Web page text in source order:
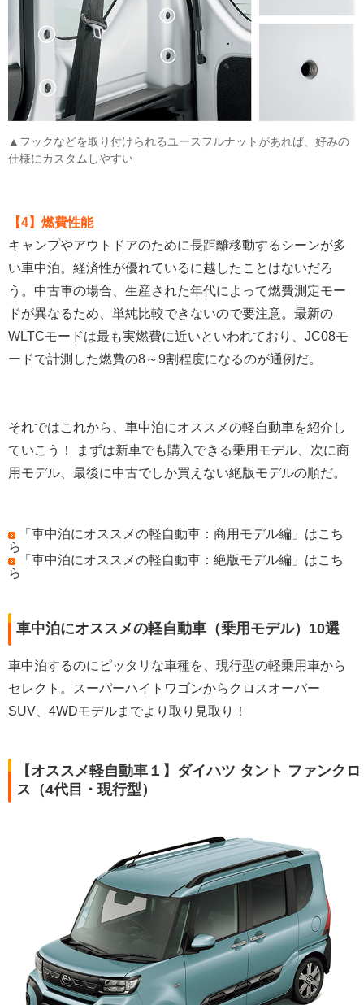
▲フックなどを取り付けられるユースフルナットがあれば、好みの
仕様にカスタムしやすい
【4】燃費性能
キャンプやアウトドアのために長距離移動するシーンが多
い車中泊。経済性が優れているに越したことはないだろ
う。中古車の場合、生産された年代によって燃費測定モー
ドが異なるため、単純比較できないので要注意。最新の
WLTCモードは最も実燃費に近いといわれており、JC08モ
ードで計測した燃費の8～9割程度になるのが通例だ。
それではこれから、車中泊にオススメの軽自動車を紹介し
ていこう！ まずは新車でも購入できる乗用モデル、次に商
用モデル、最後に中古でしか買えない絶版モデルの順だ。
「車中泊にオススメの軽自動車：商用モデル編」はこち
ら
「車中泊にオススメの軽自動車：絶版モデル編」はこち
ら
車中泊にオススメの軽自動車（乗用モデル）10選
車中泊するのにピッタリな車種を、現行型の軽乗用車から
セレクト。スーパーハイトワゴンからクロスオーバー
SUV、4WDモデルまでより取り見取り！
【オススメ軽自動車１】ダイハツ タント ファンクロ
ス（4代目・現行型）